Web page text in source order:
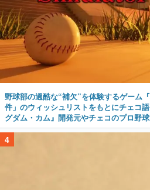
野球部の過酷な“補欠”を体験するゲーム
件」のウィッシュリストをもとにチェコ
グダム・カム』開発元やチェコのプロ野
4